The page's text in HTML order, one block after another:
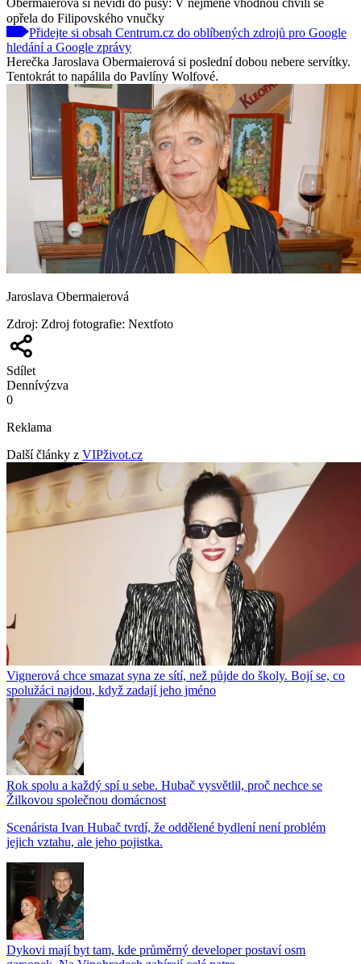
opřela do Filipovského vnučky
Přidejte si obsah Centrum.cz do oblíbených zdrojů pro Google
hledání a Google zprávy
Herečka Jaroslava Obermaierová si poslední dobou nebere servítky.
Tentokrát to napálila do Pavlíny Wolfové.
Jaroslava Obermaierová
Zdroj: Zdroj fotografie: Nextfoto
Sdílet
Dennívýzva
0
Reklama
Další články z VIPživot.cz
Vignerová chce smazat syna ze sítí, než půjde do školy. Bojí se, co
spolužáci najdou, když zadají jeho jméno
Rok spolu a každý spí u sebe. Hubač vysvětlil, proč nechce se
Žilkovou společnou domácnost
Scenárista Ivan Hubač tvrdí, že oddělené bydlení není problém
jejich vztahu, ale jeho pojistka.
Dykovi mají byt tam, kde průměrný developer postaví osm